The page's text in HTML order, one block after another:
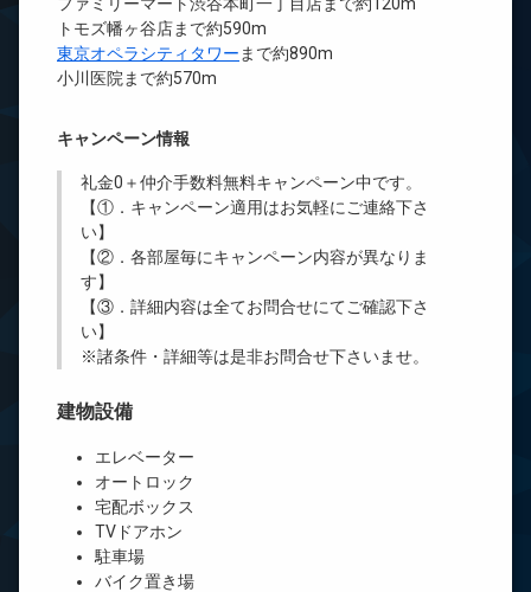
トモズ幡ヶ谷店まで約590m
東京オペラシティタワー まで約890m
小川医院まで約570m
キャンペーン情報
礼金0 ＋仲介手数料無料キャンペーン中です。
【①．キャンペーン適用はお気軽にご連絡下さ
い】
【②．各部屋毎にキャンペーン内容が異なりま
す】
【③．詳細内容は全てお問合せにてご確認下さ
い】
※諸条件・詳細等は是非お問合せ下さいませ。
建物設備
エレベーター
オートロック
宅配ボックス
TVドアホン
駐車場
バイク置き場